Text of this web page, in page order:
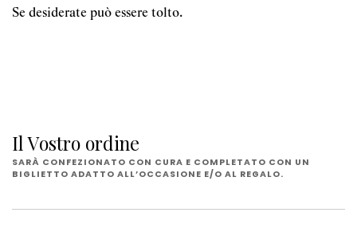
Se desiderate può essere tolto.
Il Vostro ordine
SARÀ CONFEZIONATO CON CURA E COMPLETATO CON UN
BIGLIETTO ADATTO ALL’OCCASIONE E/O AL REGALO.